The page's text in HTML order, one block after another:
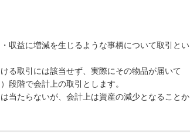
収益に増減を生じるような事柄について取引とい
る取引には該当せず、実際にその物品が届いて
段階で会計上の取引とします。
当たらないが、会計上は資産の減少となることか